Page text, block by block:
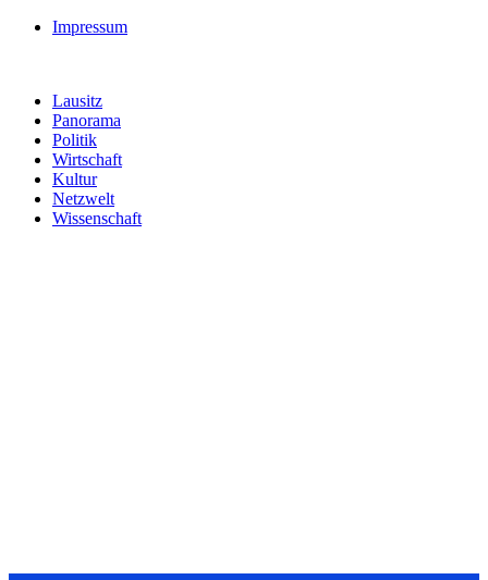
Impressum
Lausitz
Panorama
Politik
Wirtschaft
Kultur
Netzwelt
Wissenschaft